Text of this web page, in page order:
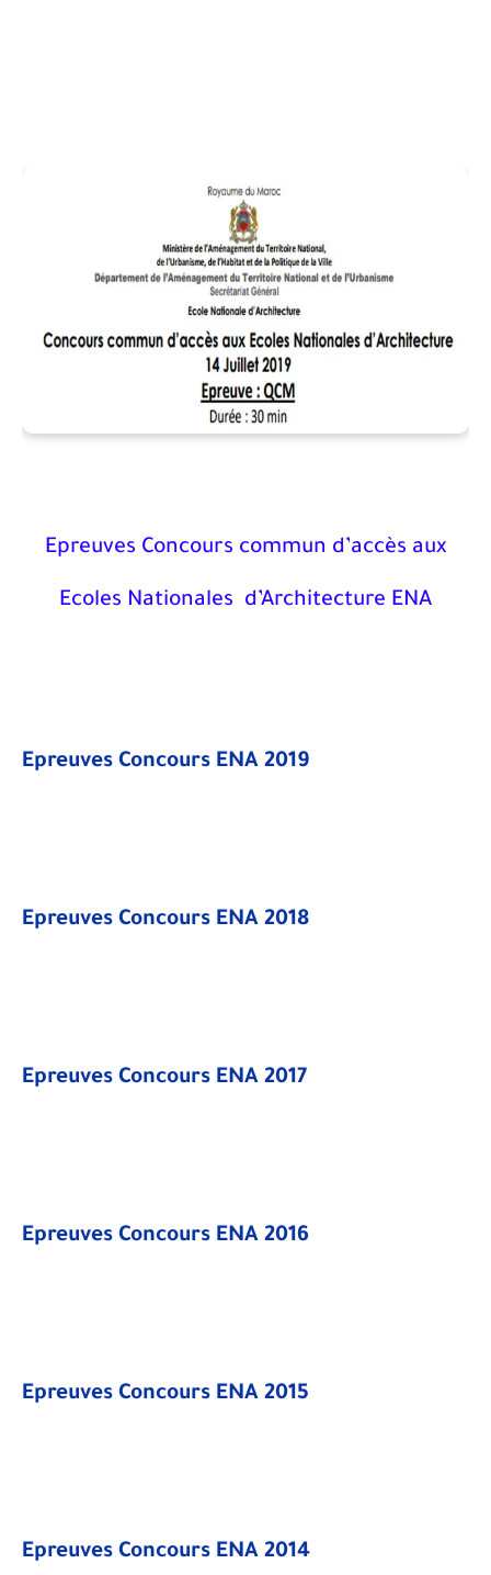
Epreuves Concours commun d’accès aux
Ecoles Nationales d’Architecture ENA
Epreuves Concours ENA 2019
Epreuves Concours ENA 2018
Epreuves Concours ENA 2017
Epreuves Concours ENA 2016
Epreuves Concours ENA 2015
Epreuves Concours ENA 2014